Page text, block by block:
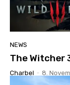
NEWS
The Witcher
Charbel - 8.